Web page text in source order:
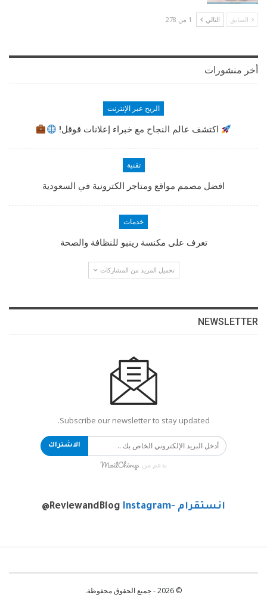
السابق التالي 1 من 278
أخر منشورات
الربح عبر الإنترنت
اكتشف عالم النجاح مع خبراء إعلانات قوقل!
تقنية
افضل مصمم مواقع ومتاجر الكترونية في السعودية
خدمات
تعرف على مكنسة رينبو للنظافة والصحة
تحميل المزيد من المشاركات
NEWSLETTER
Subscribe our newsletter to stay updated.
الاشتراك
بدعم من
انستقرام -Instagram @ReviewandBlog
© 2026 - جميع الحقوق محفوظة.